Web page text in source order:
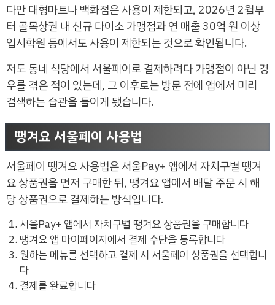
다만 대형마트나 백화점은 사용이 제한되고, 2026년 2월부
터 골목상권 내 신규 다이소 가맹점과 연 매출 30억 원 이상
입시학원 등에서도 사용이 제한되는 것으로 확인됩니다.
저도 동네 식당에서 서울페이로 결제하려다 가맹점이 아닌 경
우를 겪은 적이 있는데, 그 이후로는 방문 전에 앱에서 미리
검색하는 습관을 들이게 됐습니다.
땡겨요 서울페이 사용법
서울페이 땡겨요 사용법은 서울Pay+ 앱에서 자치구별 땡겨
요 상품권을 먼저 구매한 뒤, 땡겨요 앱에서 배달 주문 시 해
당 상품권으로 결제하는 방식입니다.
서울Pay+ 앱에서 자치구별 땡겨요 상품권을 구매합니다
땡겨요 앱 마이페이지에서 결제 수단을 등록합니다
원하는 메뉴를 선택하고 결제 시 서울페이 상품권을 선택합니
다
결제를 완료합니다